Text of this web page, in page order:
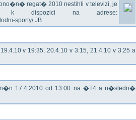
regat� 2010 nestihli v televizi, je
k dispozici na adrese:
sporty/ JB
v 19:35, 20.4.10 v 3:15, 21.4.10 v 3:25 a
17.4.2010 od 13:00 na �T4 a n�sledn�